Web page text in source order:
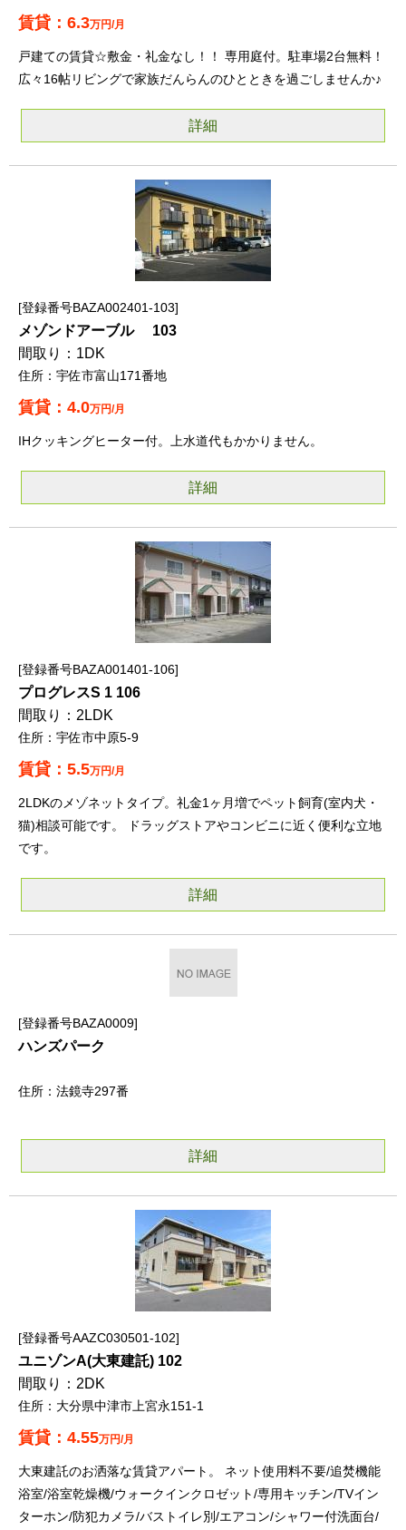
6.3万円/月
戸建ての賃貸☆敷金・礼金なし！！ 専用庭付。駐車場2台無料！
広々16帖リビングで家族だんらんのひとときを過ごしませんか♪
詳細
登録番号BAZA002401-103
メゾンドアーブル 103
1DK
宇佐市富山171番地
4.0万円/月
IHクッキングヒーター付。上水道代もかかりません。
詳細
登録番号BAZA001401-106
プログレスS 1 106
2LDK
宇佐市中原5-9
5.5万円/月
2LDKのメゾネットタイプ。礼金1ヶ月増でペット飼育(室内犬・
猫)相談可能です。 ドラッグストアやコンビニに近く便利な立地
です。
詳細
登録番号BAZA0009
ハンズパーク
法鏡寺297番
詳細
登録番号AAZC030501-102
ユニゾンA(大東建託) 102
2DK
大分県中津市上宮永151-1
4.55万円/月
大東建託のお洒落な賃貸アパート。 ネット使用料不要/追焚機能
浴室/浴室乾燥機/ウォークインクロゼット/専用キッチン/TVイン
ターホン/防犯カメラ/バストイレ別/エアコン/シャワー付洗面台/